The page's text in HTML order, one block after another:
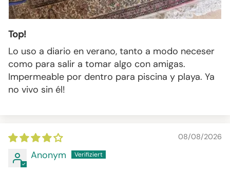
Top!
Lo uso a diario en verano, tanto a modo neceser
como para salir a tomar algo con amigas.
Impermeable por dentro para piscina y playa. Ya
no vivo sin él!
08/08/2026
Anonym